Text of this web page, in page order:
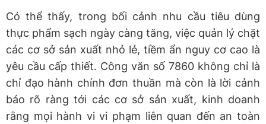
Có thể thấy, trong bối cảnh nhu cầu tiêu dùng
thực phẩm sạch ngày càng tăng, việc quản lý chặt
các cơ sở sản xuất nhỏ lẻ, tiềm ẩn nguy cơ cao là
yêu cầu cấp thiết. Công văn số 7860 không chỉ là
chỉ đạo hành chính đơn thuần mà còn là lời cảnh
báo rõ ràng tới các cơ sở sản xuất, kinh doanh
rằng mọi hành vi vi phạm liên quan đến an toàn